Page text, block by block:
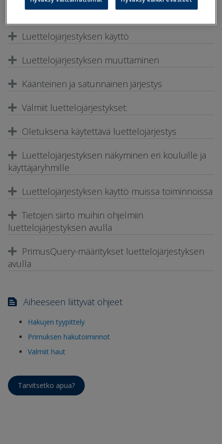
Luettelojärjestyksen käyttö
Luettelojärjestyksen muuttaminen
Käänteinen ja satunnainen järjestys
Valmiit luettelojärjestykset:
Oletuksena käytettävä luettelojärjestys
Luettelojärjestyksen näkyminen eri kouluille ja
käyttäjäryhmille
Luettelojärjestyksen käyttö muissa toiminnoissa
Tietojen siirto muihin ohjelmiin
luettelojärjestyksen avulla
PrimusQuery-määritykset luettelojärjestyksen
avulla
Aiheeseen liittyvät ohjeet
Hakujen tyypittely
Primuksen hakutoiminnot
Valmiit haut
Tarvitsetko apua?